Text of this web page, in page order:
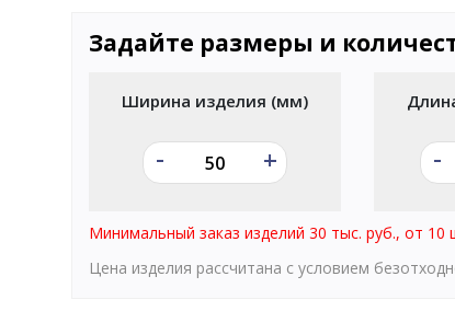
Задайте размеры и
Ширина изделия (мм)
- + -
Минимальный заказ изделий 30 тыс. руб., от 10
Цена изделия рассчитана с условием